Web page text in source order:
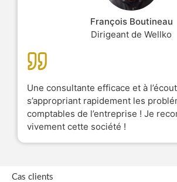
François Boutineau
Dirigeant de Wellko
Une consultante efficace et à
s’appropriant rapidement les
comptables de l’entreprise ! Je
vivement cette société !
Cas clients